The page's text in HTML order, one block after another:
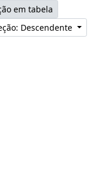
em tabela
Descendente